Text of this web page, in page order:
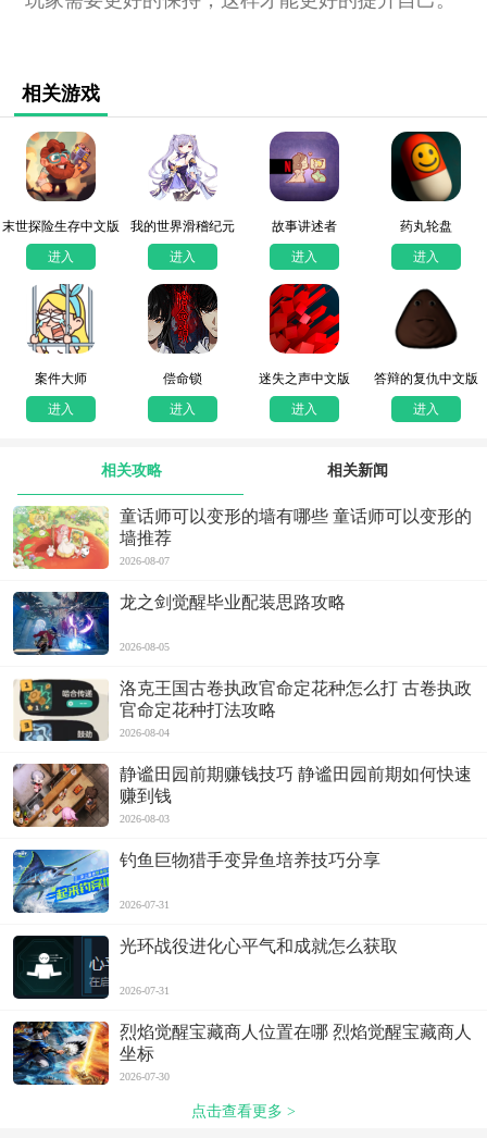
相关游戏
末世探险生存中文版
进入
我的世界滑稽纪元
进入
故事讲述者
进入
药丸轮盘
进入
案件大师
进入
偿命锁
进入
迷失之声中文版
进入
答辩的复仇中文版
进入
相关攻略 相关新闻
童话师可以变形的墙有哪些 童话师可以变形的
墙推荐
2026-08-07
龙之剑觉醒毕业配装思路攻略
2026-08-05
洛克王国古卷执政官命定花种怎么打 古卷执政
官命定花种打法攻略
2026-08-04
静谧田园前期赚钱技巧 静谧田园前期如何快速
赚到钱
2026-08-03
钓鱼巨物猎手变异鱼培养技巧分享
2026-07-31
光环战役进化心平气和成就怎么获取
2026-07-31
烈焰觉醒宝藏商人位置在哪 烈焰觉醒宝藏商人
坐标
2026-07-30
点击查看更多 >